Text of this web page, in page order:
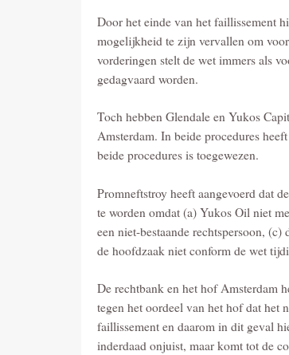
Door het einde van het faillissement
mogelijkheid te zijn vervallen om
vorderingen stelt de wet immers als
gedagvaard worden.
Toch hebben Glendale en Yukos
Amsterdam. In beide procedures
beide procedures is toegewezen.
Promneftstroy heeft aangevoerd dat
te worden omdat (a) Yukos Oil niet
een niet-bestaande rechtspersoon,
de hoofdzaak niet conform de wet
De rechtbank en het hof Amsterdam
tegen het oordeel van het hof dat het
faillissement en daarom in dit geval
inderdaad onjuist, maar komt tot de